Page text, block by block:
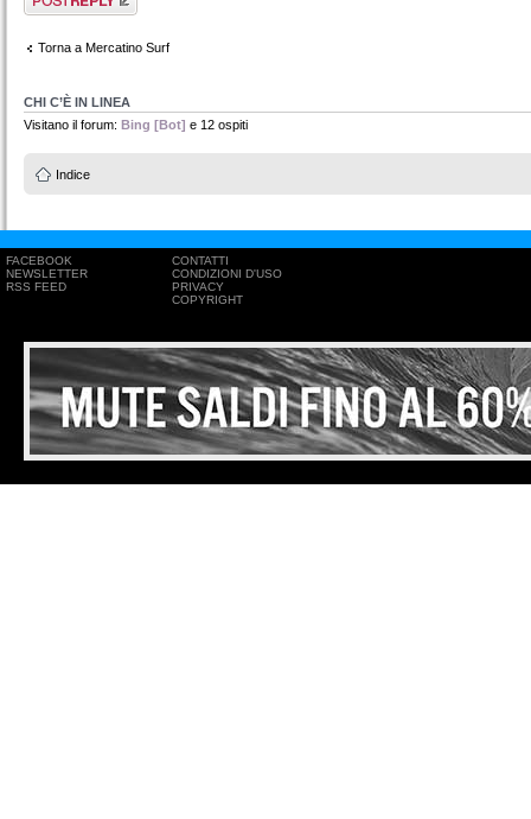
messaggio
Torna a Mercatino Surf
CHI C’È IN LINEA
Visitano il forum: Bing [Bot] e 12 ospiti
Indice
FACEBOOK
NEWSLETTER
RSS FEED
CONTATTI
CONDIZIONI D'USO
PRIVACY
COPYRIGHT